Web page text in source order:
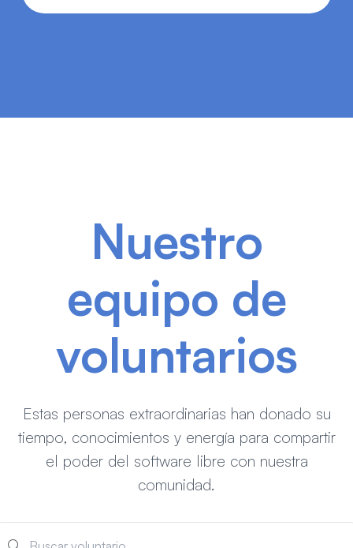
Nuestro
equipo de
voluntarios
Estas personas extraordinarias han donado su
tiempo, conocimientos y energía para compartir
el poder del software libre con nuestra
comunidad.